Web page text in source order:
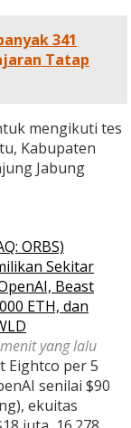
341
Tatap
mengikuti tes
Kabupaten
Jabung
ORBS)
Sekitar
Beast
ETH, dan
yang lalu
Eightco per 5
senilai $90
ekuitas